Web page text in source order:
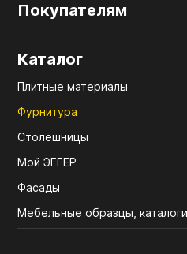
Покупателям
Каталог
Плитные материалы
Фурнитура
Столешницы
Мой ЭГГЕР
Фасады
Мебельные образцы, каталоги